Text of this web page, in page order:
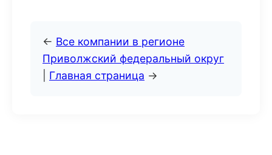
← Все компании в регионе
Приволжский федеральный округ
Главная страница →